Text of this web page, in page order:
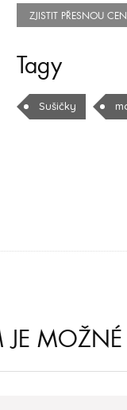
ZJISTIT PŘESNOU
Tagy
Sušičky
JE